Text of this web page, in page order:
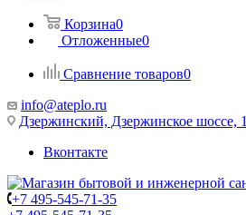
Корзина0
Отложенные0
Сравнение товаров0
info@ateplo.ru
Дзержинский, Дзержинское шоссе, 1
Вконтакте
+7 495-545-71-35